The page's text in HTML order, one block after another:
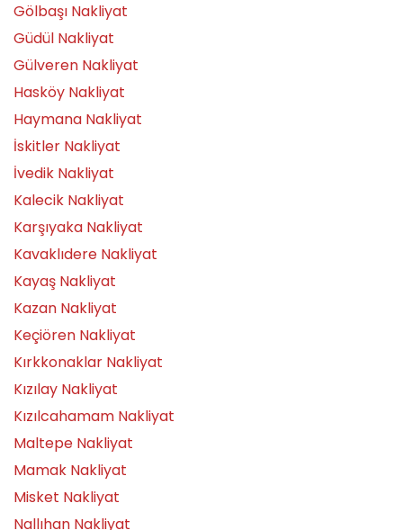
Gölbaşı Nakliyat
Güdül Nakliyat
Gülveren Nakliyat
Hasköy Nakliyat
Haymana Nakliyat
İskitler Nakliyat
İvedik Nakliyat
Kalecik Nakliyat
Karşıyaka Nakliyat
Kavaklıdere Nakliyat
Kayaş Nakliyat
Kazan Nakliyat
Keçiören Nakliyat
Kırkkonaklar Nakliyat
Kızılay Nakliyat
Kızılcahamam Nakliyat
Maltepe Nakliyat
Mamak Nakliyat
Misket Nakliyat
Nallıhan Nakliyat